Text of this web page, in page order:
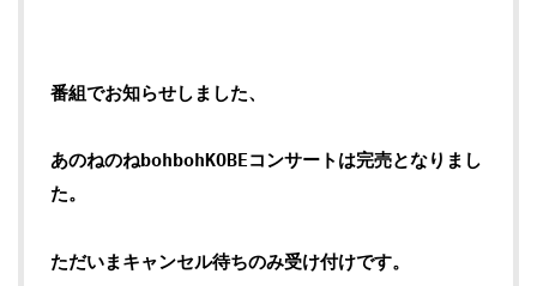
番組でお知らせしました、
あのねのねbohbohKOBEコンサートは完売となりまし
た。
ただいまキャンセル待ちのみ受け付けです。